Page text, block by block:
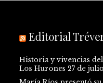
Editorial
Historia y vivencias
Los Hurones 27 de